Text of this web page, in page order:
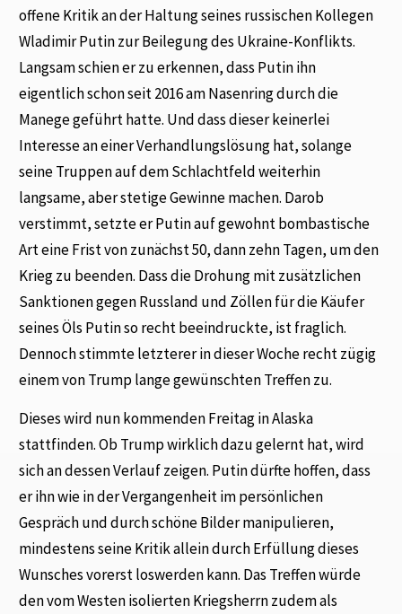
offene Kritik an der Haltung seines russischen Kollegen
Wladimir Putin zur Beilegung des Ukraine-Konflikts.
Langsam schien er zu erkennen, dass Putin ihn
eigentlich schon seit 2016 am Nasenring durch die
Manege geführt hatte. Und dass dieser keinerlei
Interesse an einer Verhandlungslösung hat, solange
seine Truppen auf dem Schlachtfeld weiterhin
langsame, aber stetige Gewinne machen. Darob
verstimmt, setzte er Putin auf gewohnt bombastische
Art eine Frist von zunächst 50, dann zehn Tagen, um den
Krieg zu beenden. Dass die Drohung mit zusätzlichen
Sanktionen gegen Russland und Zöllen für die Käufer
seines Öls Putin so recht beeindruckte, ist fraglich.
Dennoch stimmte letzterer in dieser Woche recht zügig
einem von Trump lange gewünschten Treffen zu.
Dieses wird nun kommenden Freitag in Alaska
stattfinden. Ob Trump wirklich dazu gelernt hat, wird
sich an dessen Verlauf zeigen. Putin dürfte hoffen, dass
er ihn wie in der Vergangenheit im persönlichen
Gespräch und durch schöne Bilder manipulieren,
mindestens seine Kritik allein durch Erfüllung dieses
Wunsches vorerst loswerden kann. Das Treffen würde
den vom Westen isolierten Kriegsherrn zudem als